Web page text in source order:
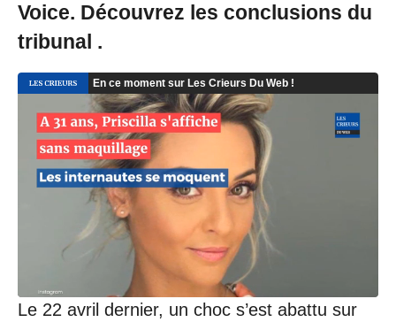
Voice. Découvrez les conclusions du
tribunal .
Le 22 avril dernier, un choc s’est abattu sur